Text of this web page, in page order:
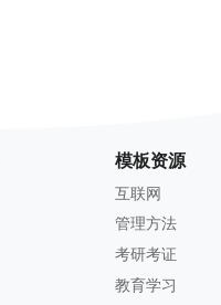
模板资源
互联网
管理方法
考研考证
教育学习